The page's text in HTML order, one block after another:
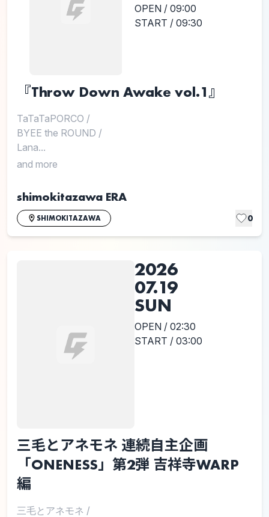
OPEN / 09:00
START / 09:30
『Throw Down Awake vol.1』
TaTaTaPORCO /
BYEE the ROUND /
Lana...
and more
shimokitazawa ERA
SHIMOKITAZAWA 0
2026
07.19
SUN
OPEN / 02:30
START / 03:00
三毛とアネモネ 連続自主企画
「ONENESS」第2弾 吉祥寺WARP
編
三毛とアネモネ /